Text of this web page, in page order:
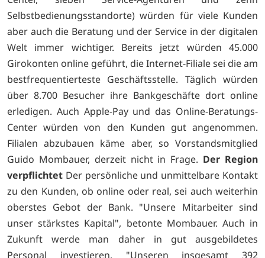
Selbstbedienungsstandorte) würden für viele Kunden
aber auch die Beratung und der Service in der digitalen
Welt immer wichtiger. Bereits jetzt würden 45.000
Girokonten online geführt, die Internet-Filiale sei die am
bestfrequentierteste Geschäftsstelle. Täglich würden
über 8.700 Besucher ihre Bankgeschäfte dort online
erledigen. Auch Apple-Pay und das Online-Beratungs-
Center würden von den Kunden gut angenommen.
Filialen abzubauen käme aber, so Vorstandsmitglied
Guido Mombauer, derzeit nicht in Frage. Der Region
verpflichtet Der persönliche und unmittelbare Kontakt
zu den Kunden, ob online oder real, sei auch weiterhin
oberstes Gebot der Bank. "Unsere Mitarbeiter sind
unser stärkstes Kapital", betonte Mombauer. Auch in
Zukunft werde man daher in gut ausgebildetes
Personal investieren. "Unseren insgesamt 392